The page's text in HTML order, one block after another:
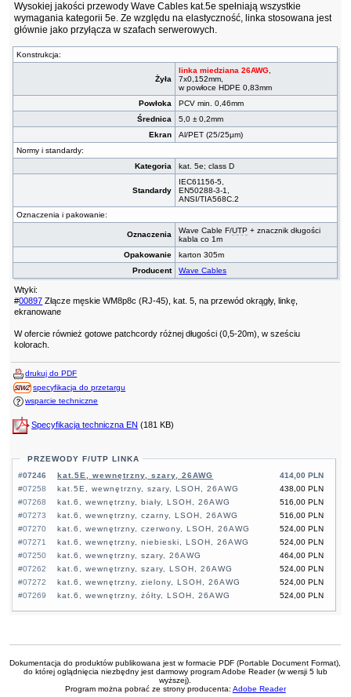
Wysokiej jakości przewody Wave Cables kat.5e spełniają wszystkie
wymagania kategorii 5e. Ze względu na elastyczność, linka stosowana jest
głównie jako przyłącza w szafach serwerowych.
Konstrukcja:
Żyła
linka miedziana 26AWG,
7x0,152mm,
w powłoce HDPE 0,83mm
Powłoka
PCV min. 0,46mm
Średnica
5,0 ± 0,2mm
Ekran
Al/PET (25/25µm)
Normy i standardy:
Kategoria
kat. 5e; class D
Standardy
IEC61156-5,
EN50288-3-1,
ANSI/TIA568C.2
Oznaczenia i pakowanie:
Oznaczenia Wave Cable F/UTP + znacznik długości
kabla co 1m
Opakowanie
karton 305m
Producent
Wave Cables
Wtyki:
#00897 Złącze męskie WM8p8c (RJ-45), kat. 5, na przewód okrągły, linkę,
ekranowane
W ofercie również gotowe patchcordy różnej długości (0,5-20m), w sześciu
kolorach.
drukuj do PDF
specyfikacja do przetargu
wsparcie techniczne
Specyfikacja techniczna EN (181 KB)
PRZEWODY F/UTP LINKA
#07246
414,00 PLN
kat.5E, wewnętrzny, szary, 26AWG
#07258
438,00 PLN
kat.5E, wewnętrzny, szary, LSOH, 26AWG
#07268
516,00 PLN
kat.6, wewnętrzny, biały, LSOH, 26AWG
#07273
516,00 PLN
kat.6, wewnętrzny, czarny, LSOH, 26AWG
#07270
524,00 PLN
kat.6, wewnętrzny, czerwony, LSOH, 26AWG
#07271
524,00 PLN
kat.6, wewnętrzny, niebieski, LSOH, 26AWG
#07250
464,00 PLN
kat.6, wewnętrzny, szary, 26AWG
#07262
524,00 PLN
kat.6, wewnętrzny, szary, LSOH, 26AWG
#07272
524,00 PLN
kat.6, wewnętrzny, zielony, LSOH, 26AWG
#07269
524,00 PLN
kat.6, wewnętrzny, żółty, LSOH, 26AWG
Dokumentacja do produktów publikowana jest w formacie PDF (Portable Document Format),
do której oglądnięcia niezbędny jest darmowy program Adobe Reader (w wersji 5 lub
wyższej).
Program można pobrać ze strony producenta: Adobe Reader